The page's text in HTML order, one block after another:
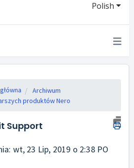
Polish
Archiwum
produktów Nero
Support
wt, 23 Lip, 2019 o 2:38 PO